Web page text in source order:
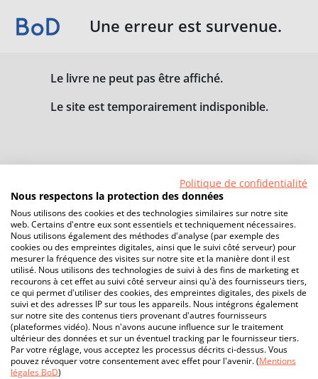
Une erreur est survenue.
Le livre ne peut pas être affiché.
Le site est temporairement indisponible.
Politique de confidentialité
Nous respectons la protection des données
Nous utilisons des cookies et des technologies similaires sur notre site
web. Certains d'entre eux sont essentiels et techniquement nécessaires.
Nous utilisons également des méthodes d'analyse (par exemple des
cookies ou des empreintes digitales, ainsi que le suivi côté serveur) pour
mesurer la fréquence des visites sur notre site et la manière dont il est
utilisé. Nous utilisons des technologies de suivi à des fins de marketing et
recourons à cet effet au suivi côté serveur ainsi qu'à des fournisseurs tiers,
ce qui permet d'utiliser des cookies, des empreintes digitales, des pixels de
suivi et des adresses IP sur tous les appareils. Nous intégrons également
sur notre site des contenus tiers provenant d'autres fournisseurs
(plateformes vidéo). Nous n'avons aucune influence sur le traitement
ultérieur des données et sur un éventuel tracking par le fournisseur tiers.
Par votre réglage, vous acceptez les processus décrits ci-dessus. Vous
pouvez révoquer votre consentement avec effet pour l'avenir. (Mentions
légales BoD)